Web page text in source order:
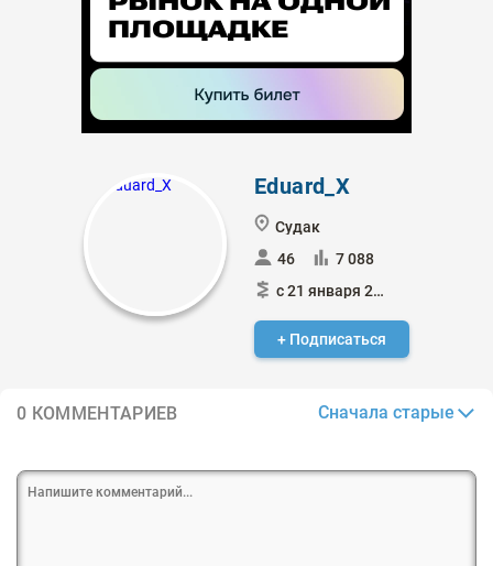
Eduard_X
Судак
46
7 088
с 21 января 2024
+ Подписаться
0 КОММЕНТАРИЕВ Сначала старые